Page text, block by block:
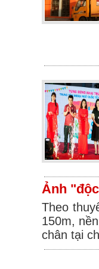
Ảnh
Theo
150m,
chân tại